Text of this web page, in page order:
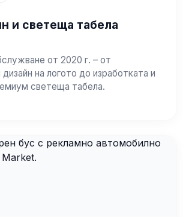
и светеща табела
от 2020 г. – от
на логото до изработката и
светеща табела.